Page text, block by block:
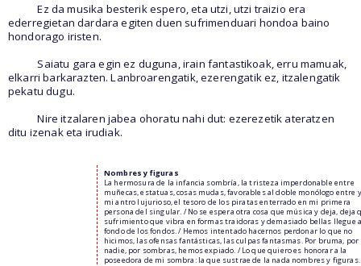
Ez da musika besterik espero, eta utzi, utzi traizio era
ederregietan dardara egiten duen sufrimenduari hondoa baino
hondorago iristen.
Saiatu gara egin ez duguna, irain fantastikoak, erru mamuak,
elkarri barkarazten. Lanbroarengatik, ezerengatik ez, itzalengatik
pekatu dugu.
Nire itzalaren jabea ohoratu nahi dut: ezerezetik ateratzen
ditu izenak eta irudiak.
Nombres y figuras
La hermosura de la infancia sombría, la tristeza imperdonable entre
muñecas, estatuas, cosas mudas, favorables al doble monólogo entre
mi antro lujurioso, el tesoro de los piratas enterrado en mi primera
persona del singular. / No se espera otra cosa que música y deja, deja
sufrimiento que vibra en formas traidoras y demasiado bellas llegue
fondo de los fondos. / Hemos intentado hacernos perdonar lo que no
hicimos, las ofensas fantásticas, las culpas fantasmas. Por bruma, por
nadie, por sombras, hemos expiado. / Lo que quiero es honorar a la
poseedora de mi sombra: la que sustrae de la nada nombres y figuras.